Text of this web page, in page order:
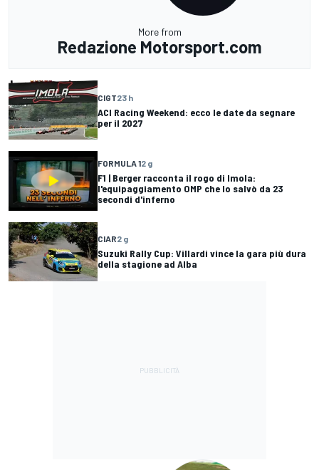
More from
Redazione Motorsport.com
CIGT23 h
ACI Racing Weekend: ecco le date da segnare
per il 2027
FORMULA 12 g
F1 | Berger racconta il rogo di Imola:
l'equipaggiamento OMP che lo salvò da 23
secondi d'inferno
CIAR2 g
Suzuki Rally Cup: Villardi vince la gara più dura
della stagione ad Alba